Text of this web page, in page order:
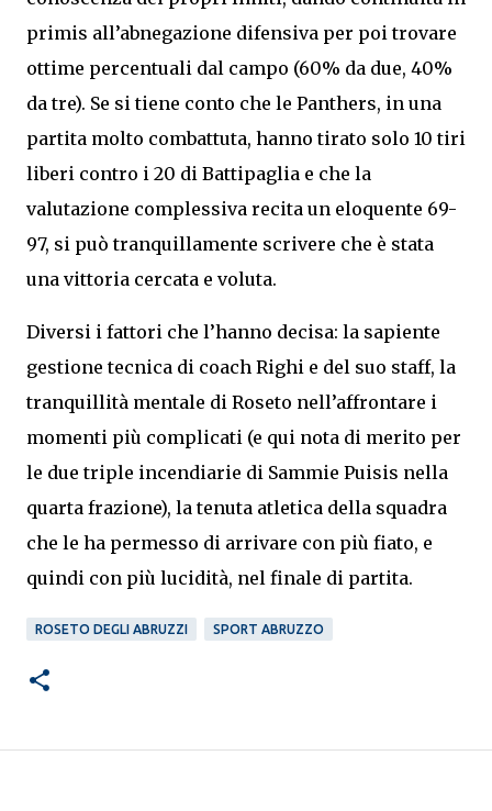
primis all’abnegazione difensiva per poi trovare
ottime percentuali dal campo (60% da due, 40%
da tre). Se si tiene conto che le Panthers, in una
partita molto combattuta, hanno tirato solo 10 tiri
liberi contro i 20 di Battipaglia e che la
valutazione complessiva recita un eloquente 69-
97, si può tranquillamente scrivere che è stata
una vittoria cercata e voluta.
Diversi i fattori che l’hanno decisa: la sapiente
gestione tecnica di coach Righi e del suo staff, la
tranquillità mentale di Roseto nell’affrontare i
momenti più complicati (e qui nota di merito per
le due triple incendiarie di Sammie Puisis nella
quarta frazione), la tenuta atletica della squadra
che le ha permesso di arrivare con più fiato, e
quindi con più lucidità, nel finale di partita.
ROSETO DEGLI ABRUZZI SPORT ABRUZZO